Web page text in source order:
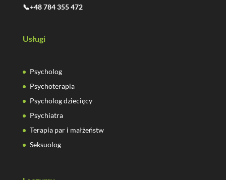
📞+48 784 355 472
Usługi
Psycholog
Psychoterapia
Psycholog dziecięcy
Psychiatra
Terapia par i małżeństw
Seksuolog